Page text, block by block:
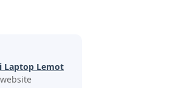
Laptop Lemot